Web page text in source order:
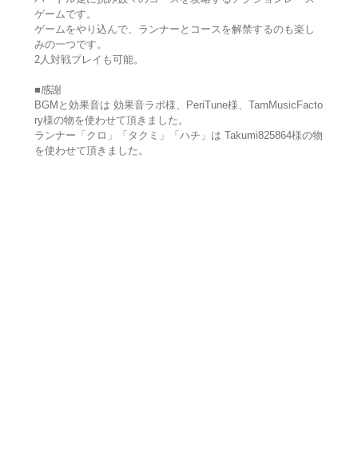
ゲームです。
ゲームをやり込んで、ランナーとコースを解禁するのも楽し
みの一つです。
2人対戦プレイも可能。
■感謝
BGMと効果音は 効果音ラボ様、PeriTune様、TamMusicFacto
ry様の物を使わせて頂きました。
ランナー「クロ」「タクミ」「ハチ」は Takumi825864様の物
を使わせて頂きました。